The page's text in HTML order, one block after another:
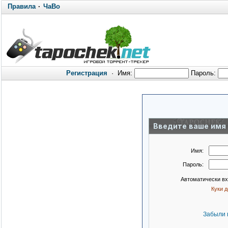
Правила· ЧаВо
Регистрация · Имя: Пароль:
Введите ваше имя
Имя:
Пароль:
Автоматически
Куки
Забыли